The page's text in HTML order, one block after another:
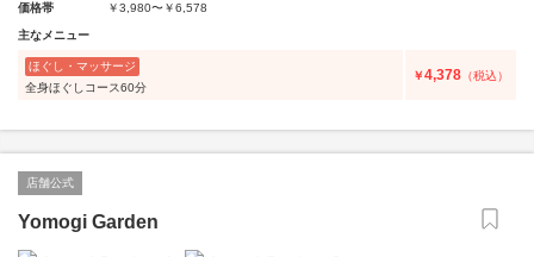
価格帯
￥3,980〜￥6,578
主なメニュー
ほぐし・マッサージ
全身ほぐしコース60分
￥4,378 （税込）
店舗公式
Yomogi Garden